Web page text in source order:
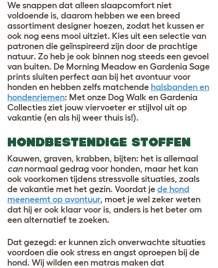
We snappen dat alleen slaapcomfort niet
voldoende is, daarom hebben we een breed
assortiment designer hoezen, zodat het kussen er
ook nog eens mooi uitziet. Kies uit een selectie van
patronen die geïnspireerd zijn door de prachtige
natuur. Zo heb je ook binnen nog steeds een gevoel
van buiten. De Morning Meadow en Gardenia Sage
prints sluiten perfect aan bij het avontuur voor
honden en hebben zelfs matchende halsbanden en
hondenriemen: Met onze Dog Walk en Gardenia
Collecties ziet jouw viervoeter er stijlvol uit op
vakantie (en als hij weer thuis is!).
HONDBESTENDIGE STOFFEN
Kauwen, graven, krabben, bijten: het is allemaal
can normaal gedrag voor honden, maar het kan
ook voorkomen tijdens stressvolle situaties, zoals
de vakantie met het gezin. Voordat je de hond
meeneemt op avontuur, moet je wel zeker weten
dat hij er ook klaar voor is, anders is het beter om
een alternatief te zoeken.
Dat gezegd: er kunnen zich onverwachte situaties
voordoen die ook stress en angst oproepen bij de
hond. Wij wilden een matras maken dat